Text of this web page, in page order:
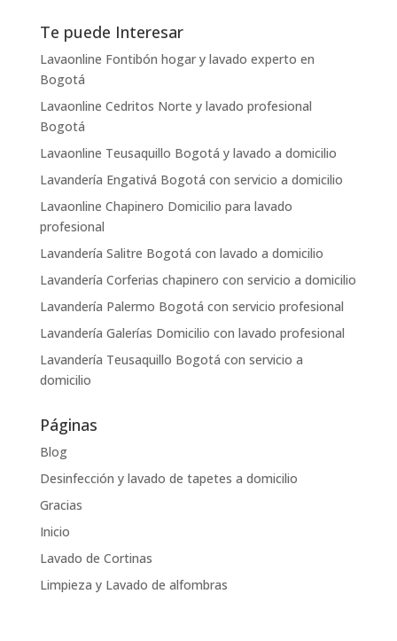
Te puede Interesar
Lavaonline Fontibón hogar y lavado experto en
Bogotá
Lavaonline Cedritos Norte y lavado profesional
Bogotá
Lavaonline Teusaquillo Bogotá y lavado a domicilio
Lavandería Engativá Bogotá con servicio a domicilio
Lavaonline Chapinero Domicilio para lavado
profesional
Lavandería Salitre Bogotá con lavado a domicilio
Lavandería Corferias chapinero con servicio a domicilio
Lavandería Palermo Bogotá con servicio profesional
Lavandería Galerías Domicilio con lavado profesional
Lavandería Teusaquillo Bogotá con servicio a
domicilio
Páginas
Blog
Desinfección y lavado de tapetes a domicilio
Gracias
Inicio
Lavado de Cortinas
Limpieza y Lavado de alfombras